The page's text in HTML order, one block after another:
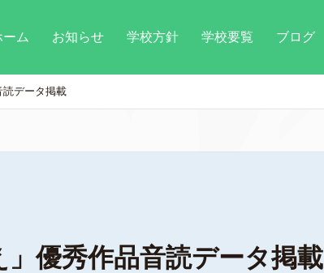
ーム お知らせ 学校方針 学校要覧 ブログ
データ掲載
優秀作品音読データ掲載